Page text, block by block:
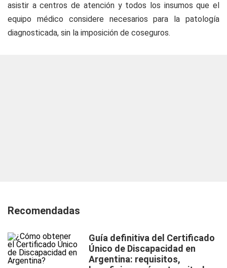
asistir a centros de atención y todos los insumos que el
equipo médico considere necesarios para la patología
diagnosticada, sin la imposición de coseguros.
Recomendadas
Guía definitiva del Certificado
Único de Discapacidad en
Argentina: requisitos,